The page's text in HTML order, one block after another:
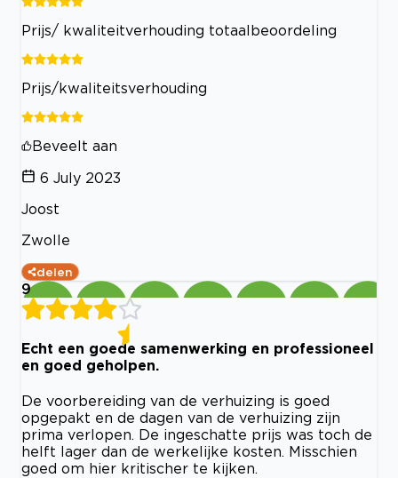
Prijs/ kwaliteitverhouding totaalbeoordeling
Prijs/kwaliteitsverhouding
Beveelt aan
6 July 2023
Joost
Zwolle
delen
9
Echt een goede samenwerking en professioneel
en goed geholpen.
De voorbereiding van de verhuizing is goed
opgepakt en de dagen van de verhuizing zijn
prima verlopen. De ingeschatte prijs was toch de
helft lager dan de werkelijke kosten. Misschien
goed om hier kritischer te kijken.